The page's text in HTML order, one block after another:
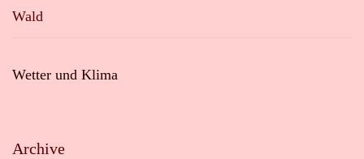
Wald
Wetter und Klima
Archive